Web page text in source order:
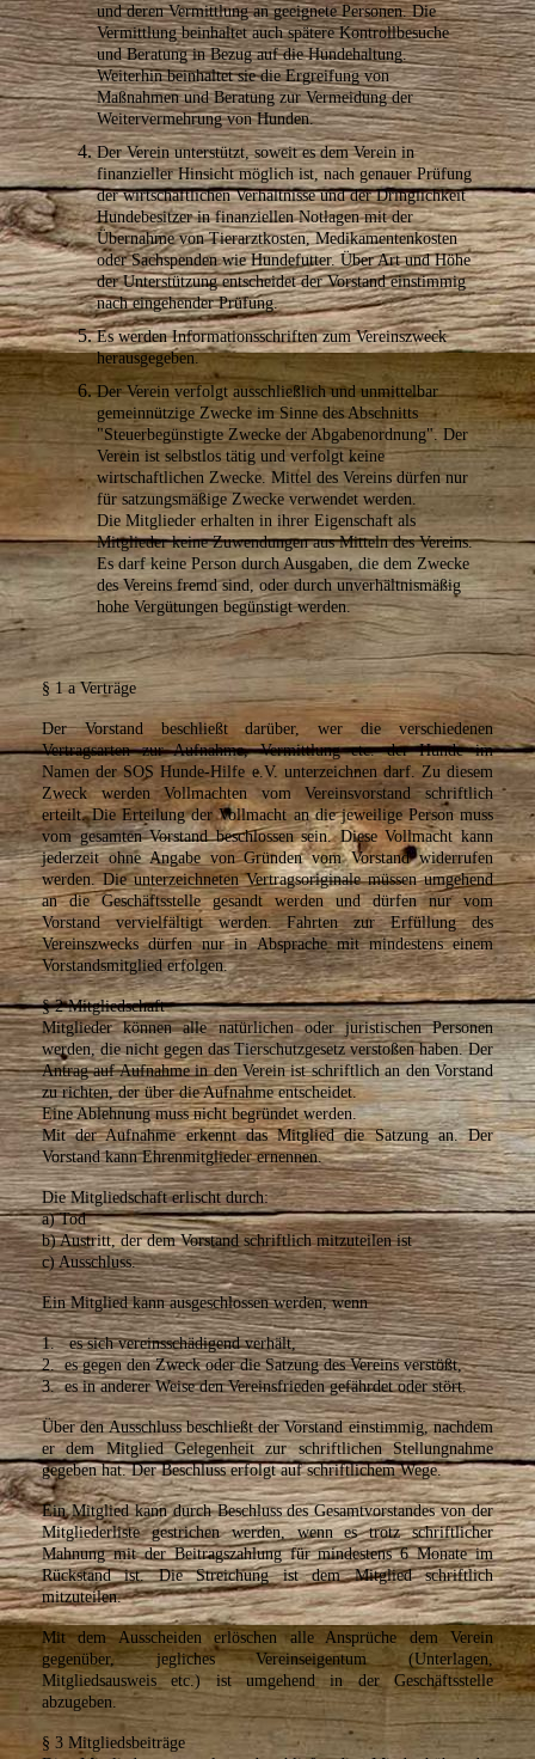
und deren Vermittlung an geeignete Personen. Die
Vermittlung beinhaltet auch spätere Kontrollbesuche
und Beratung in Bezug auf die Hundehaltung.
Weiterhin beinhaltet sie die Ergreifung von
Maßnahmen und Beratung zur Vermeidung der
Weitervermehrung von Hunden.
Der Verein unterstützt, soweit es dem Verein in
finanzieller Hinsicht möglich ist, nach genauer Prüfung
der wirtschaftlichen Verhältnisse und der Dringlichkeit
Hundebesitzer in finanziellen Notlagen mit der
Übernahme von Tierarztkosten, Medikamentenkosten
oder Sachspenden wie Hundefutter. Über Art und Höhe
der Unterstützung entscheidet der Vorstand einstimmig
nach eingehender Prüfung.
Es werden Informationsschriften zum Vereinszweck
herausgegeben.
Der Verein verfolgt ausschließlich und unmittelbar
gemeinnützige Zwecke im Sinne des Abschnitts
"Steuerbegünstigte Zwecke der Abgabenordnung". Der
Verein ist selbstlos tätig und verfolgt keine
wirtschaftlichen Zwecke. Mittel des Vereins dürfen nur
für satzungsmäßige Zwecke verwendet werden.
Die Mitglieder erhalten in ihrer Eigenschaft als
Mitglieder keine Zuwendungen aus Mitteln des Vereins.
Es darf keine Person durch Ausgaben, die dem Zwecke
des Vereins fremd sind, oder durch unverhältnismäßig
hohe Vergütungen begünstigt werden.
§ 1 a Verträge
Der Vorstand beschließt darüber, wer die verschiedenen
Vertragsarten zur Aufnahme, Vermittlung etc. der Hunde im
Namen der SOS Hunde-Hilfe e.V. unterzeichnen darf. Zu diesem
Zweck werden Vollmachten vom Vereinsvorstand schriftlich
erteilt. Die Erteilung der Vollmacht an die jeweilige Person muss
vom gesamten Vorstand beschlossen sein. Diese Vollmacht kann
jederzeit ohne Angabe von Gründen vom Vorstand widerrufen
werden. Die unterzeichneten Vertragsoriginale müssen umgehend
an die Geschäftsstelle gesandt werden und dürfen nur vom
Vorstand vervielfältigt werden. Fahrten zur Erfüllung des
Vereinszwecks dürfen nur in Absprache mit mindestens einem
Vorstandsmitglied erfolgen.
§ 2 Mitgliedschaft
Mitglieder können alle natürlichen oder juristischen Personen
werden, die nicht gegen das Tierschutzgesetz verstoßen haben. Der
Antrag auf Aufnahme in den Verein ist schriftlich an den Vorstand
zu richten, der über die Aufnahme entscheidet.
Eine Ablehnung muss nicht begründet werden.
Mit der Aufnahme erkennt das Mitglied die Satzung an. Der
Vorstand kann Ehrenmitglieder ernennen.
Die Mitgliedschaft erlischt durch:
a) Tod
b) Austritt, der dem Vorstand schriftlich mitzuteilen ist
c) Ausschluss.
Ein Mitglied kann ausgeschlossen werden, wenn
1. es sich vereinsschädigend verhält,
2. es gegen den Zweck oder die Satzung des Vereins verstößt,
3. es in anderer Weise den Vereinsfrieden gefährdet oder stört.
Über den Ausschluss beschließt der Vorstand einstimmig, nachdem
er dem Mitglied Gelegenheit zur schriftlichen Stellungnahme
gegeben hat. Der Beschluss erfolgt auf schriftlichem Wege.
Ein Mitglied kann durch Beschluss des Gesamtvorstandes von der
Mitgliederliste gestrichen werden, wenn es trotz schriftlicher
Mahnung mit der Beitragszahlung für mindestens 6 Monate im
Rückstand ist. Die Streichung ist dem Mitglied schriftlich
mitzuteilen.
Mit dem Ausscheiden erlöschen alle Ansprüche dem Verein
gegenüber, jegliches Vereinseigentum (Unterlagen,
Mitgliedsausweis etc.) ist umgehend in der Geschäftsstelle
abzugeben.
§ 3 Mitgliedsbeiträge